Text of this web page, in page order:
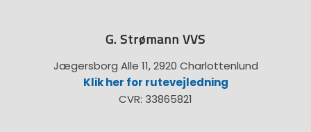
G. Strømann VVS
Jægersborg Alle 11, 2920 Charlottenlund
Klik her for rutevejledning
CVR: 33865821